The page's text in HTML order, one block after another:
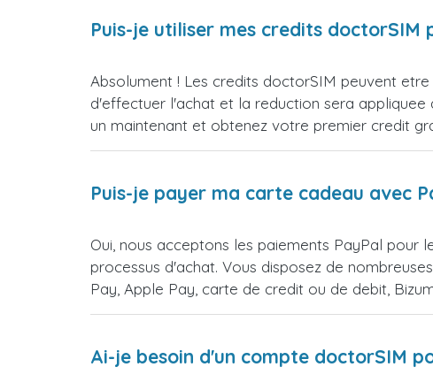
Puis-je utiliser mes credits
Absolument ! Les credits doctorSIM peuvent
d'effectuer l'achat et la reduction sera
un maintenant et obtenez votre premier credit
Puis-je payer ma carte cadeau avec
Oui, nous acceptons les paiements PayPal
processus d'achat. Vous disposez de
Pay, Apple Pay, carte de credit ou de debit,
Ai-je besoin d'un compte doctorSIM